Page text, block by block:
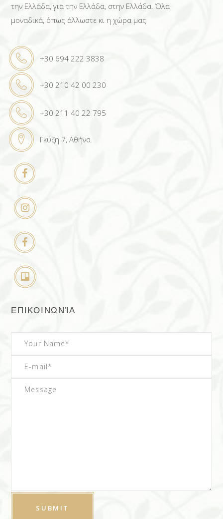
την Ελλάδα, για την Ελλάδα, στην Ελλάδα. Όλα
μοναδικά, όπως άλλωστε κι η χώρα μας
+30 694 222 3838
+30 210 42 00 230
+30 211 40 22 795
Γκύζη 7, Αθήνα
ΕΠΙΚΟΙΝΩΝΊΑ